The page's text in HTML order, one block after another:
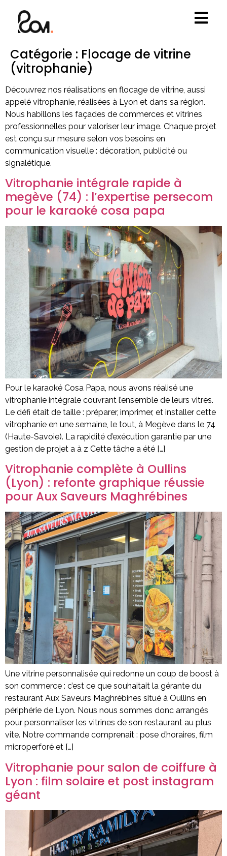
Catégorie : Flocage de vitrine
(vitrophanie)
Découvrez nos réalisations en flocage de vitrine, aussi
appelé vitrophanie, réalisées à Lyon et dans sa région.
Nous habillons les façades de commerces et vitrines
professionnelles pour valoriser leur image. Chaque projet
est conçu sur mesure selon vos besoins en
communication visuelle : décoration, publicité ou
signalétique.
Vitrophanie intégrale rapide à
megève (74) : l’expertise persecom
pour le karaoké cosa papa
Pour le karaoké Cosa Papa, nous avons réalisé une
vitrophanie intégrale couvrant l’ensemble de leurs vitres.
Le défi était de taille : préparer, imprimer, et installer cette
vitrophanie en une semaine, le tout, à Megève dans le 74
(Haute-Savoie). La rapidité d’exécution garantie par une
gestion de projet a à z Cette tâche a été […]
Vitrophanie complète à Oullins
(Lyon) : refonte graphique réussie
pour Aux Saveurs Maghrébines
Une vitrine personnalisée qui redonne un coup de boost à
son commerce : c’est ce que souhaitait la gérante du
restaurant Aux Saveurs Maghrébines situé à Oullins en
périphérie de Lyon. Nous nous sommes donc arrangés
pour personnaliser les vitrines de son restaurant au plus
vite. Notre commande comprenait : pose d’horaires, film
microperforé et […]
Vitrophanie pour salon de coiffure à
Lyon : film solaire et post instagram
géant